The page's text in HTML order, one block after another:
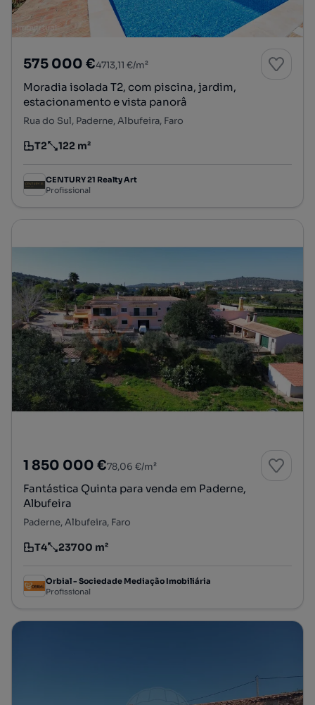
575 000 €4713,11 €/m²
Moradia isolada T2, com piscina, jardim,
estacionamento e vista panorâ
Rua do Sul, Paderne, Albufeira, Faro
Tipologia
T2
Preço por metro quadrado
122 m²
CENTURY 21 Realty Art
Profissional
1 850 000 €78,06 €/m²
Fantástica Quinta para venda em Paderne,
Albufeira
Paderne, Albufeira, Faro
Tipologia
T4
Preço por metro quadrado
23700 m²
Orbial - Sociedade Mediação Imobiliária
Profissional